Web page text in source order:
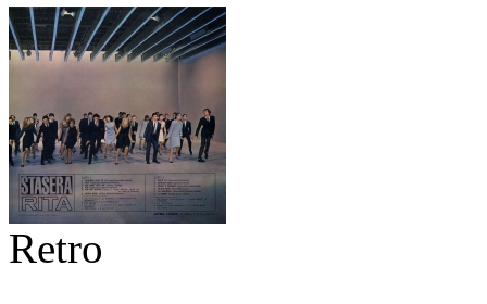
Retro